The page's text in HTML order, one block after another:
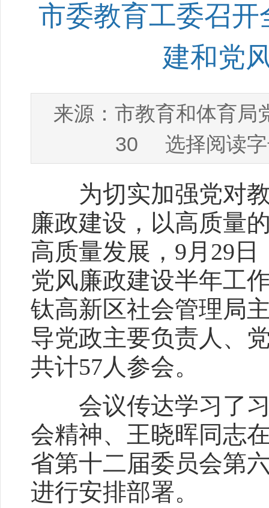
市委教育工委召开
建和党
来源： 市教育和体育局
30 选择阅读
为切实加强党对教
廉政建设，以高质量
高质量发展，9月29
党风廉政建设半年工
钛高新区社会管理局
导党政主要负责人、
共计57人参会。
会议传达学习了习
会精神、王晓晖同志
省第十二届委员会第
进行安排部署。